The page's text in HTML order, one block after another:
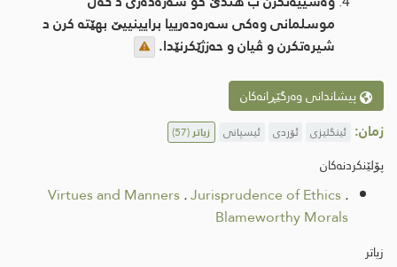
موسلمانی وه‌كی سه‌ره‌ده‌رییا برایینییێ بهێته‌ كرن د
شیره‌تكرن و ڤیان و حه‌زژێكرنێدا.
پیشاندانی وەرگێڕانەکان
زمان: ئینگلیزی ئۆردی ئیسپانی زیاتر(57)
پۆلێنکردنەکان
Virtues and Manners.Jurisprudence of Ethics.
Blameworthy Morals
زیاتر